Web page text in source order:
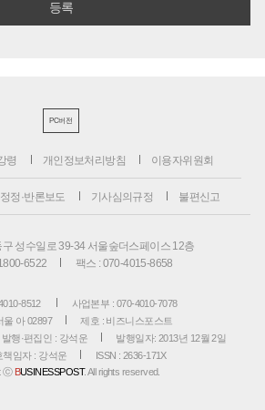
PC버전
령 개인정보처리방침 이용자위원회
정정·반론보도 기사심의규정 불편신고
성수일로 39-34 서울숲더스페이스 12층
6522
팩스 : 070-4015-8658
8512
사업본부 : 070-4010-7078
울 아 02897
제호 : 비즈니스포스트
발행·편집인 : 강석운
발행일자: 2013년 12월 2일
책임자 : 강석운
ISSN : 2636-171X
ⓒ BUSINESSPOST. All rights reserved.